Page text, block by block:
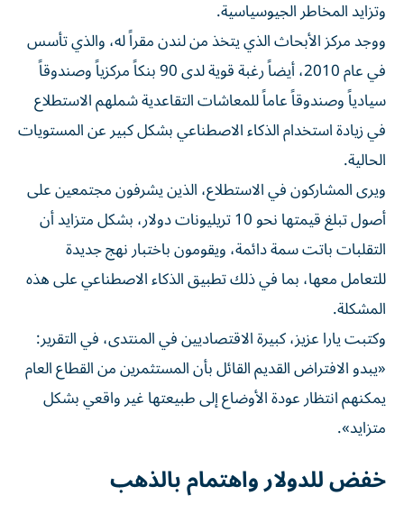
وتزايد المخاطر الجيوسياسية.
ووجد مركز الأبحاث الذي يتخذ من لندن مقراً له، والذي تأسس
في عام 2010، أيضاً رغبة قوية ‌لدى 90 بنكاً مركزياً وصندوقاً
سيادياً وصندوقاً عاماً للمعاشات التقاعدية شملهم الاستطلاع
في زيادة استخدام الذكاء الاصطناعي ⁠بشكل كبير عن المستويات
الحالية.
ويرى المشاركون في الاستطلاع، الذين يشرفون مجتمعين على
أصول تبلغ قيمتها نحو 10 تريليونات دولار، بشكل متزايد أن
التقلبات باتت سمة دائمة، ويقومون باختبار نهج جديدة
للتعامل معها، بما في ذلك تطبيق الذكاء الاصطناعي على هذه
المشكلة.
وكتبت يارا عزيز، كبيرة الاقتصاديين في المنتدى، في التقرير:
«يبدو الافتراض القديم القائل بأن المستثمرين من القطاع العام
يمكنهم انتظار عودة ​الأوضاع إلى طبيعتها غير واقعي بشكل
متزايد».
خفض للدولار واهتمام بالذهب